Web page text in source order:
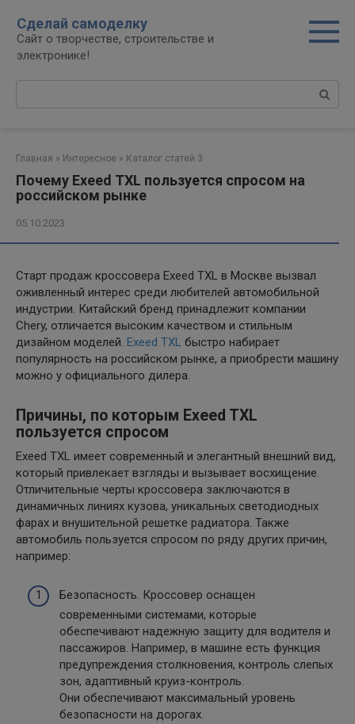
контенту
Сделай самоделку
Сайт о творчестве, строительстве и
электронике!
Главная » Интересное » Каталог статей 3
Почему Exeed TXL пользуется спросом на
российском рынке
05.10.2023
Старт продаж кроссовера Exeed TXL в Москве вызвал
оживленный интерес среди любителей автомобильной
индустрии. Китайский бренд принадлежит компании
Chery, отличается высоким качеством и стильным
дизайном моделей. Exeed TXL быстро набирает
популярность на российском рынке, а приобрести машину
можно у официального дилера.
Причины, по которым Exeed TXL
пользуется спросом
Exeed TXL имеет современный и элегантный внешний вид,
который привлекает взгляды и вызывает восхищение.
Отличительные черты кроссовера заключаются в
динамичных линиях кузова, уникальных светодиодных
фарах и внушительной решетке радиатора. Также
автомобиль пользуется спросом по ряду других причин,
например:
Безопасность. Кроссовер оснащен
современными системами, которые
обеспечивают надежную защиту для водителя и
пассажиров. Например, в машине есть функция
предупреждения столкновения, контроль слепых
зон, адаптивный круиз-контроль.
Они обеспечивают максимальный уровень
безопасности на дорогах.